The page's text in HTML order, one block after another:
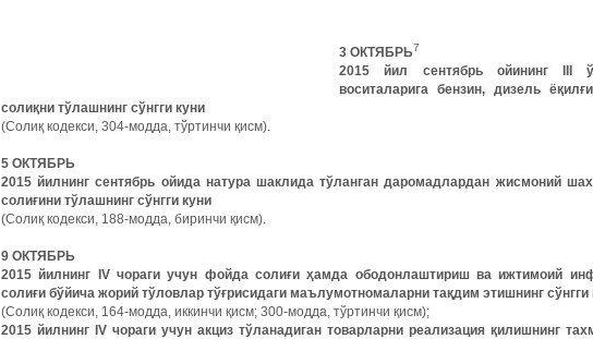
3 ОКТЯБРЬ7
2015йил сентябрь ойинингIII
воситаларига бензин, дизель
солиқни тўлашнинг сўнгги куни
(Солиқ кодекси, 304-модда, тўртинчи қисм).
5 ОКТЯБРЬ
2015йилнинг сентябрь ойида натура шаклида тўланган даромадлардан жисмоний
солиғини тўлашнинг сўнгги куни
(Солиқ кодекси, 188-модда, биринчи қисм).
9 ОКТЯБРЬ
2015йилнинг IVчораги учун фойда солиғи ҳамда ободонлаштириш ва ижтимоий
солиғи бўйича жорий тўловлар тўғрисидаги маълумотномаларни тақдим этишнинг сўнгги
(Солиқ кодекси, 164-модда, иккинчи қисм; 300-модда, тўртинчи қисм);
2015 йилнинг IV чораги учун акциз тўланадиган товарларни реализация қилишнинг